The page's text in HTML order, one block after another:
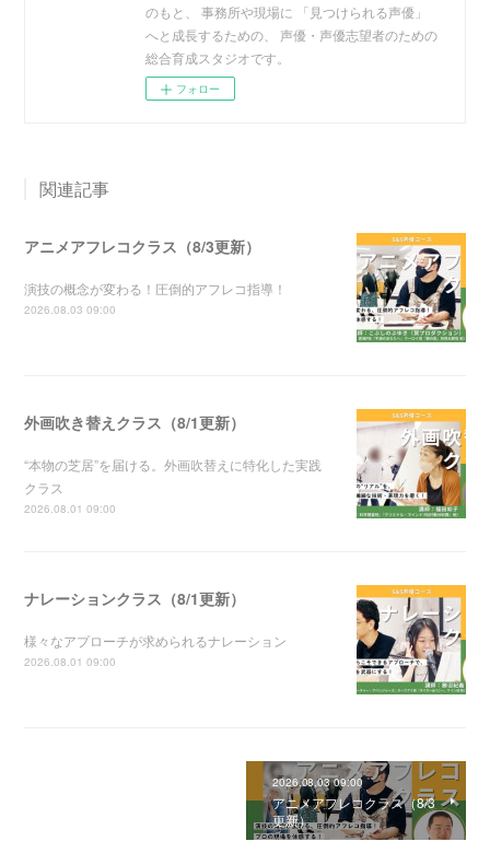
のもと、 事務所や現場に 「見つけられる声優」
へと成長するための、 声優・声優志望者のための
総合育成スタジオです。
フォロー
関連記事
アニメアフレコクラス（8/3更新）
演技の概念が変わる！圧倒的アフレコ指導！
2026.08.03 09:00
外画吹き替えクラス（8/1更新）
“本物の芝居”を届ける。外画吹替えに特化した実践
クラス
2026.08.01 09:00
ナレーションクラス（8/1更新）
様々なアプローチが求められるナレーション
2026.08.01 09:00
2026.08.03 09:00
アニメアフレコクラス（8/3
更新）